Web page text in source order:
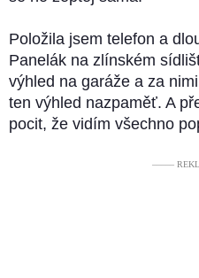
Položila jsem telefon a
Panelák na zlínském
výhled na garáže a za
ten výhled nazpaměť. A
pocit, že vidím všechno
–––––